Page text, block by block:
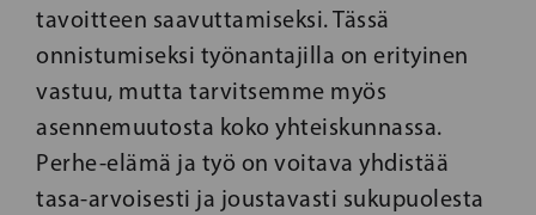
tavoitteen saavuttamiseksi. Tässä
onnistumiseksi työnantajilla on erityinen
vastuu, mutta tarvitsemme myös
asennemuutosta koko yhteiskunnassa.
Perhe-elämä ja työ on voitava yhdistää
tasa-arvoisesti ja joustavasti sukupuolesta